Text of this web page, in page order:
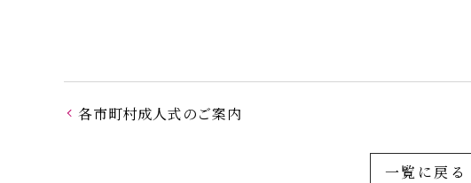
各市町村成人式のご案内
一覧に戻る